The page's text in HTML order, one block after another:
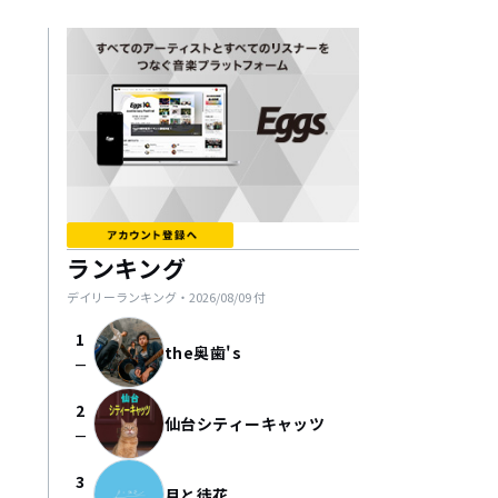
ランキング
デイリーランキング・ 2026/08/09付
1
check_indeterminate_small the奥歯's
2
check_indeterminate_small 仙台シティーキャッツ
3